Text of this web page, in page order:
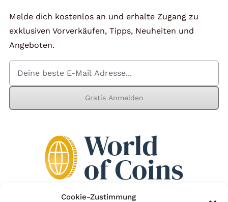
Cookie-Zustimmung
Melde dich kostenlos an und erhalte Zugang zu
exklusiven Vorverkäufen, Tipps, Neuheiten und
Angeboten.
Gratis Anmelden